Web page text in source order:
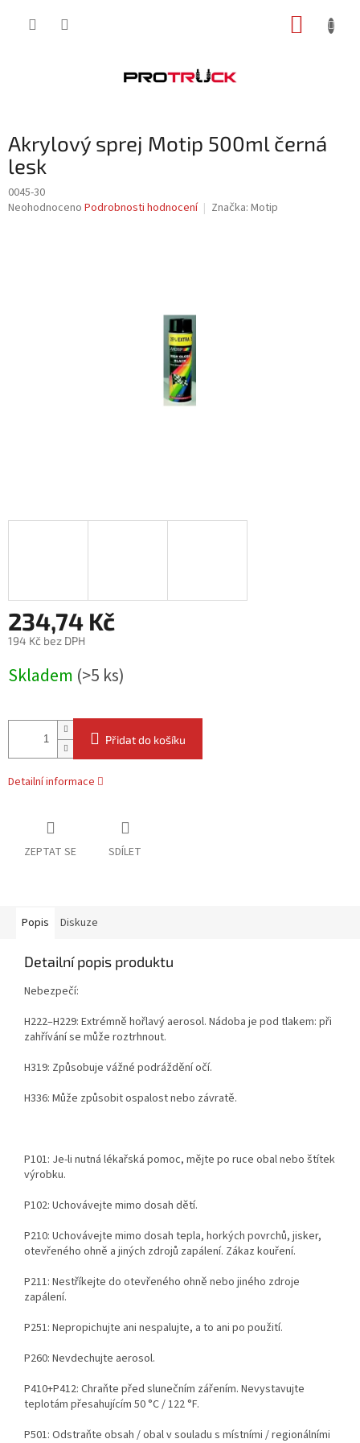
Akrylový sprej Motip 500ml černá
lesk
0045-30
Průměrné
Neohodnoceno Podrobnosti hodnocení Značka: Motip
234,74 Kč
194 Kč bez DPH
cena:
Skladem (>5 ks)
Přidat do košíku
Detailní informace
ZEPTAT SE SDÍLET
Popis Diskuze
Detailní popis produktu
Nebezpečí:
H222–H229: Extrémně hořlavý aerosol. Nádoba je pod tlakem: při
zahřívání se může roztrhnout.
H319: Způsobuje vážné podráždění očí.
H336: Může způsobit ospalost nebo závratě.
P101: Je-li nutná lékařská pomoc, mějte po ruce obal nebo štítek
výrobku.
P102: Uchovávejte mimo dosah dětí.
P210: Uchovávejte mimo dosah tepla, horkých povrchů, jisker,
otevřeného ohně a jiných zdrojů zapálení. Zákaz kouření.
P211: Nestříkejte do otevřeného ohně nebo jiného zdroje
zapálení.
P251: Nepropichujte ani nespalujte, a to ani po použití.
P260: Nevdechujte aerosol.
P410+P412: Chraňte před slunečním zářením. Nevystavujte
teplotám přesahujícím 50 °C / 122 °F.
P501: Odstraňte obsah / obal v souladu s místními / regionálními